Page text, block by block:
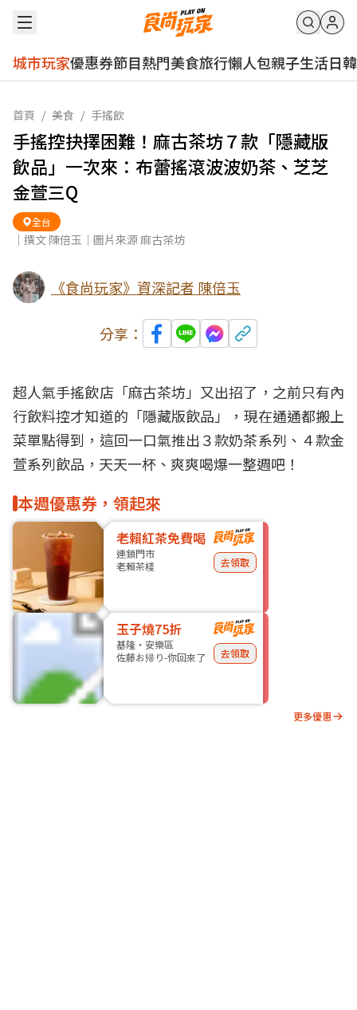
城市玩家優惠券節目熱門美食旅行懶人包親子生活日韓
首頁 / 美食 / 手搖飲
手搖控抉擇困難！麻古茶坊７款「隱藏版
飲品」一次來：布蕾搖滾波波奶茶、芝芝
金萱三Q
全台
｜撰文 陳倍玉｜圖片來源 麻古茶坊
《食尚玩家》資深記者 陳倍玉
分享：
超人氣手搖飲店「麻古茶坊」又出招了，之前只有內
行飲料控才知道的「隱藏版飲品」，現在通通都搬上
菜單點得到，這回一口氣推出３款奶茶系列、４款金
萱系列飲品，天天一杯、爽爽喝爆一整週吧！
本週優惠券，領起來
老賴紅茶免費喝
連鎖門市
老賴茶棧
去領取
玉子燒75折
基隆・安樂區
佐藤お帰り-你回來了
去領取
更多優惠